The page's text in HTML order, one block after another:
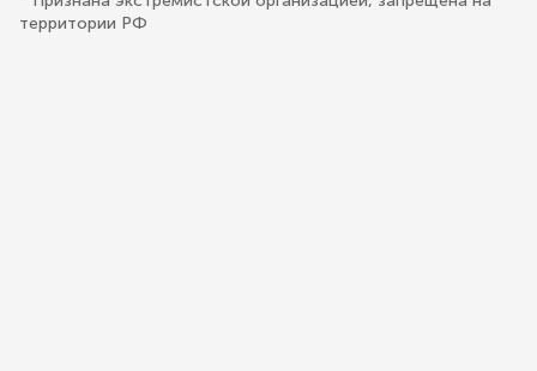
территории РФ